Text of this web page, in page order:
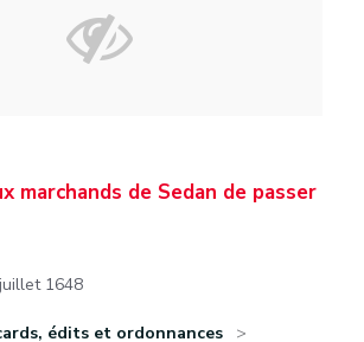
marchands de Sedan de passer
1648
édits et ordonnances